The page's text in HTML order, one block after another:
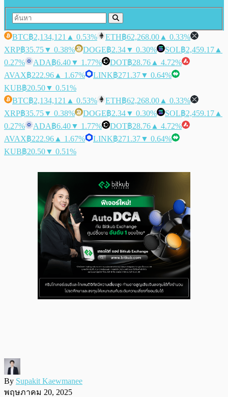
BTC฿2,134,121 ▲ 0.53% ETH฿62,268.00 ▲ 0.33%
XRP฿35.75▼ 0.38% DOGE฿2.34▼ 0.30% SOL฿2,459.17 ▲
0.27%
ADA฿6.40▼ 1.77% DOT฿28.76 ▲ 4.72%
AVAX฿222.96 ▲ 1.67% LINK฿271.37▼ 0.64%
KUB฿20.50▼ 0.51%
BTC฿2,134,121 ▲ 0.53% ETH฿62,268.00 ▲ 0.33%
XRP฿35.75▼ 0.38% DOGE฿2.34▼ 0.30% SOL฿2,459.17 ▲
0.27%
ADA฿6.40▼ 1.77% DOT฿28.76 ▲ 4.72%
AVAX฿222.96 ▲ 1.67% LINK฿271.37▼ 0.64%
KUB฿20.50▼ 0.51%
By Supakit Kaewmanee
พฤษภาคม 20, 2025